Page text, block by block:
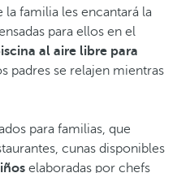
familia les encantará la
para ellos en el
al aire libre para
padres se relajen mientras
para familias, que
cunas disponibles
elaboradas por chefs